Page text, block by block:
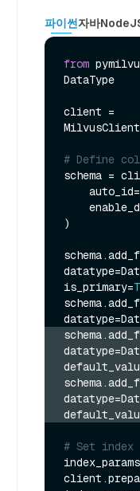
파이썬자바
from
DataType
client =
# Define
schema =
    auto_id=
)
is_primary=
# Set index